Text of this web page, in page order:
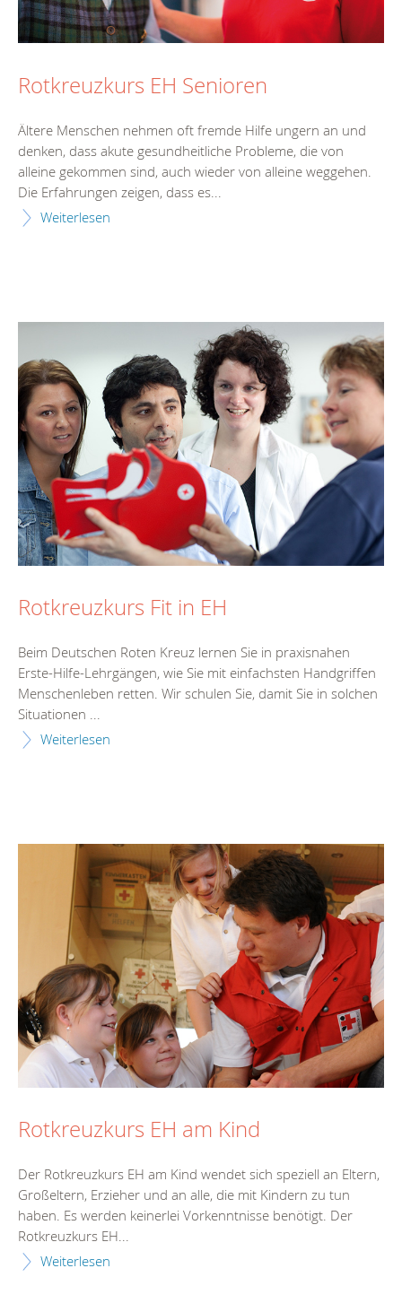
Rotkreuzkurs EH Senioren
Ältere Menschen nehmen oft fremde Hilfe ungern an und
denken, dass akute gesundheitliche Probleme, die von
alleine gekommen sind, auch wieder von alleine weggehen.
Die Erfahrungen zeigen, dass es...
Weiterlesen
Rotkreuzkurs Fit in EH
Beim Deutschen Roten Kreuz lernen Sie in praxisnahen
Erste-Hilfe-Lehrgängen, wie Sie mit einfachsten Handgriffen
Menschenleben retten. Wir schulen Sie, damit Sie in solchen
Situationen ...
Weiterlesen
Rotkreuzkurs EH am Kind
Der Rotkreuzkurs EH am Kind wendet sich speziell an Eltern,
Großeltern, Erzieher und an alle, die mit Kindern zu tun
haben. Es werden keinerlei Vorkenntnisse benötigt. Der
Rotkreuzkurs EH...
Weiterlesen